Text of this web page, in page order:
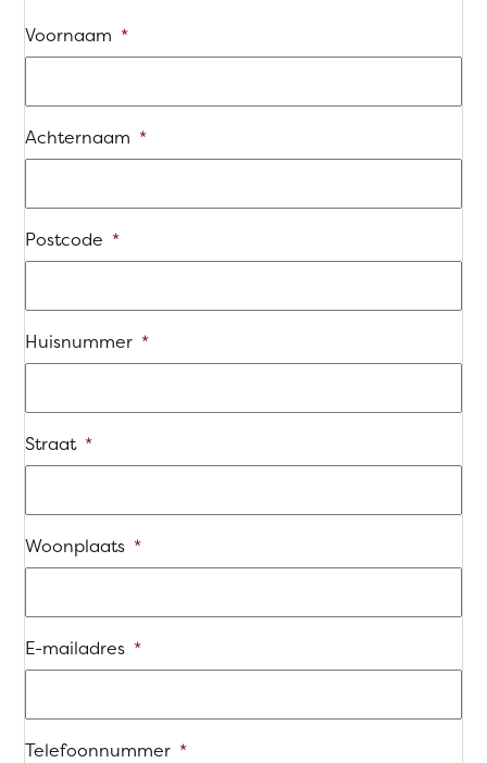
Voornaam *
Achternaam *
Postcode *
Huisnummer *
Straat *
Woonplaats *
E-mailadres *
Telefoonnummer *